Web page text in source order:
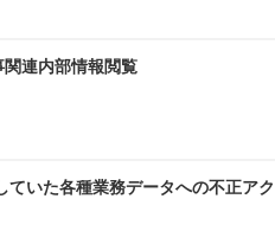
連内部情報閲覧
いた各種業務データへの不正ア